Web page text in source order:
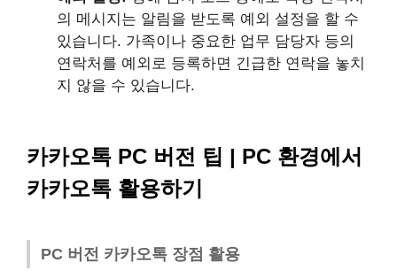
의 메시지는 알림을 받도록 예외 설정을 할 수
있습니다. 가족이나 중요한 업무 담당자 등의
연락처를 예외로 등록하면 긴급한 연락을 놓치
지 않을 수 있습니다.
카카오톡 PC 버전 팁 | PC 환경에서
카카오톡 활용하기
PC 버전 카카오톡 장점 활용